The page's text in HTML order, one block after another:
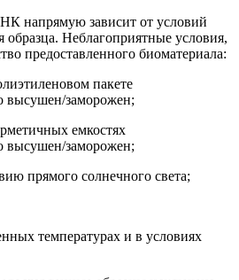
напрямую зависит от условий
образца. Неблагоприятные условия,
предоставленного биоматериала:
пакете
высушен/заморожен;
емкостях
высушен/заморожен;
прямого солнечного света;
температурах и в условиях